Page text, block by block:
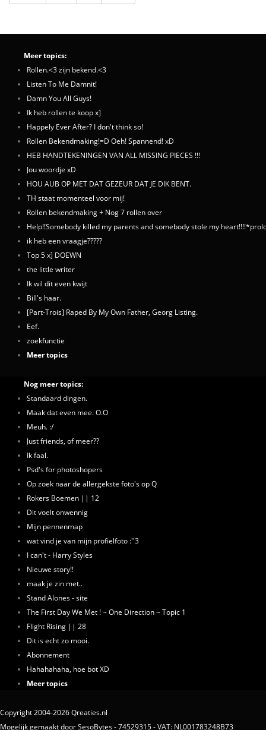
Meer topics:
Rollen.<3 zijn bekend.<3
Listen To Me Damnit!
Damn You All Guys!
Ik heb rollen te koop x]
Happely Ever After? I don't think so!
Rollen Bekendmaking!=D Oeh! Spannend! xD
HEB HANDTEKENINGEN VAN ALL MISSING PIECES !!!
Jou woordje xD
HOU AUB OP MET DAT GEZEUR DAT JE DIK BENT.
TH staat momenteel voor mij!
Rollen bekendmaking + Nog 7 rollen over
Help!!Somebody killed my parents and somebody stole my
ik heb een vraagje?????
Top 5 x] DOEWN
the little writer
Ik wil dit even kwijt
Bill's haar.
[Part-Trois] Raped By My Own Father, Georg Listing.
Eef.
zoekfunctie
Meer topics
Nog meer topics:
Standaard dingen.
Maak dat even mee. O.O
Meuh. :/
Just friends, of meer??
Ik faal.
Psd's for photoshopers
Op zoek naar de allergekste foto's op Q
Rokers Boemen || 12
Dit voelt onwennig
Mijn pennenmap
wat vind je van mijn profielfoto :''3
I can't - Harry Styles
Nieuwe story!!
maak je zin met..
Stand Alones - site
The First Day We Met ! ~ One Direction ~ Topic 1
Flight Rising || 28
Dit is echt zo mooi.
Abonnement
Hahahahaha, hoe bot XD
Meer topics
Copyright 2004-2026 Qreaties.nl
Mogelijk gemaakt door SesoBytes - 74529315 - VAT: NL001783248B73